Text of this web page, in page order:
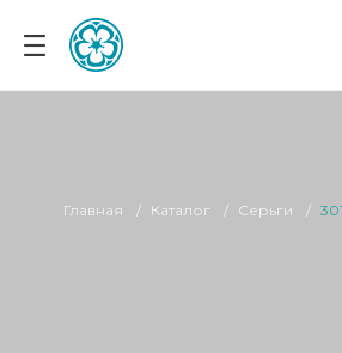
Главная Каталог Серьги